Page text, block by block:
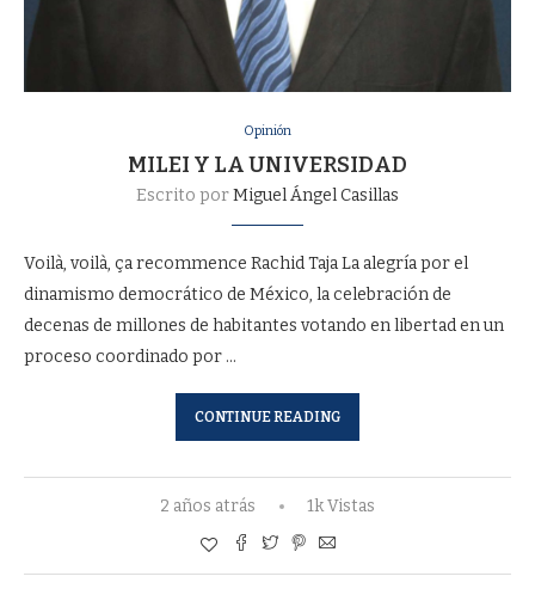
Opinión
MILEI Y LA UNIVERSIDAD
Escrito porMiguel Ángel Casillas
Voilà, voilà, ça recommence Rachid Taja La alegría por el
dinamismo democrático de México, la celebración de
decenas de millones de habitantes votando en libertad en un
proceso coordinado por …
CONTINUE READING
2 años atrás 1k Vistas